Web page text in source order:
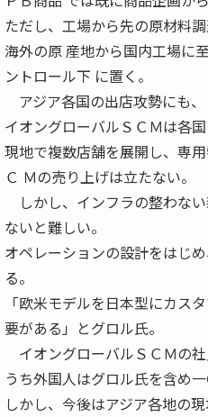
ただし、工場から先の原材料
海外の原 産地から国内工場に
ントロール下 に置く。
アジア各国の出店攻勢にも、
イオングローバルＳＣＭは各
現地で複数店舗を展開し、専
Ｃ Ｍの売り上げは立たない。
しかし、インフラの整わな
ないと難しい。
オペレーションの設計をはじ
る。
「欧米モデルを日本型にカス
要がある」とグロル氏。
イオングローバルＳＣＭの社
うち外国人はグロル氏を含め
しかし、今後はアジア各地の